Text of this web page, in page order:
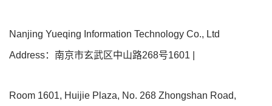
Nanjing Yueqing Information Technology Co., Ltd
Address：南京市玄武区中山路268号1601 |
Room 1601, Huijie Plaza, No. 268 Zhongshan Road,